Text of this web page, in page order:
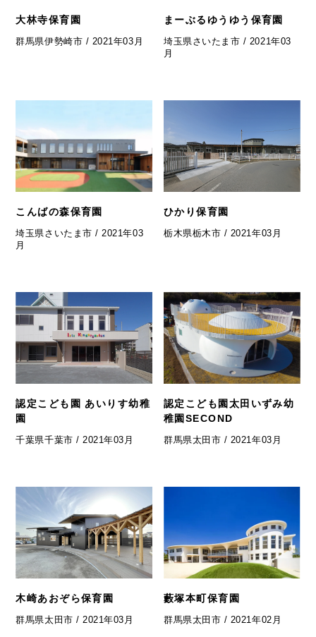
大林寺保育園
群馬県伊勢崎市 / 2021年03月
まーぶるゆうゆう保育園
埼玉県さいたま市 / 2021年03
月
こんばの森保育園
埼玉県さいたま市 / 2021年03
月
ひかり保育園
栃木県栃木市 / 2021年03月
認定こども園 あいりす幼稚
園
千葉県千葉市 / 2021年03月
認定こども園太田いずみ幼
稚園SECOND
群馬県太田市 / 2021年03月
木崎あおぞら保育園
群馬県太田市 / 2021年03月
藪塚本町保育園
群馬県太田市 / 2021年02月